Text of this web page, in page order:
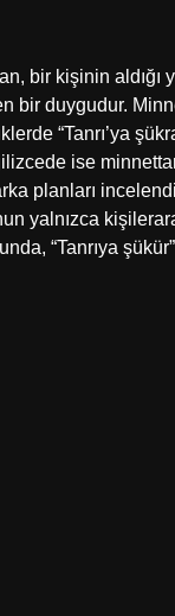
bir kişinin aldığı
bir duygudur.
“Tanrı’ya
ise
planları
yalnızca
“Tanrıya